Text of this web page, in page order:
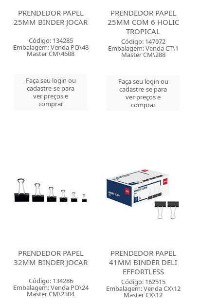
PRENDEDOR PAPEL
25MM BINDER JOCAR
Código: 134285
Embalagem: Venda PO\48
Master CM\4608
Faça seu login ou
cadastre-se para
ver preços e
comprar
PRENDEDOR PAPEL
25MM COM 6 HOLIC
TROPICAL
Código: 147072
Embalagem: Venda CT\1
Master CM\288
Faça seu login ou
cadastre-se para
ver preços e
comprar
PRENDEDOR PAPEL
32MM BINDER JOCAR
Código: 134286
Embalagem: Venda PO\24
Master CM\2304
PRENDEDOR PAPEL
41MM BINDER DELI
EFFORTLESS
Código: 162515
Embalagem: Venda CX\12
Master CX\12